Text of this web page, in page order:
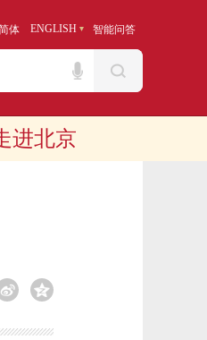
体 ENGLISH 智能问答
进北京